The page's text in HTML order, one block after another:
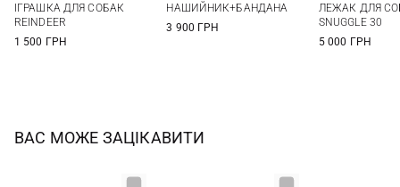
ІГРАШКА ДЛЯ СОБАК
REINDEER
1 500 ГРН
НАШИЙНИК+БАНДАНА
3 900 ГРН
One
ЛЕЖАК ДЛЯ
SNUGGLE 30
5 000 ГРН
ВАС МОЖЕ ЗАЦІКАВИТИ